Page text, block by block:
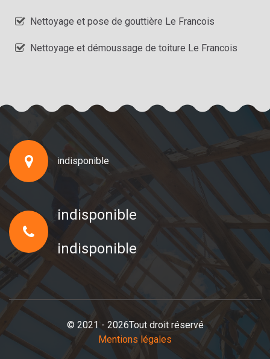
Nettoyage et pose de gouttière Le Francois
Nettoyage et démoussage de toiture Le Francois
indisponible
indisponible
indisponible
© 2021 - 2026Tout droit réservé
Mentions légales